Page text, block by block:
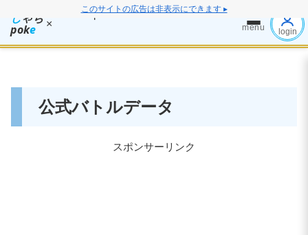
このサイトの広告は非表示にできます ▸
しゃち
poke × menu login
公式バトルデータ
スポンサーリンク